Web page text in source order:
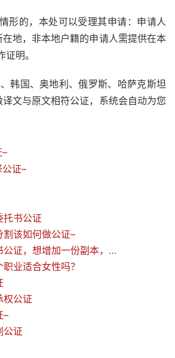
形的，本处可以受理其申请：申请人
地，非本地户籍的申请人需提供在本
明。
韩国、奥地利、俄罗斯、哈萨克斯坦
文与原文相符公证，系统会自动为您
证–
托书公证
该如何做公证–
一月刚办的委托书公证，想增加一份副本，需要什么材料吗？
业适合女性吗？
权公证
–
公证